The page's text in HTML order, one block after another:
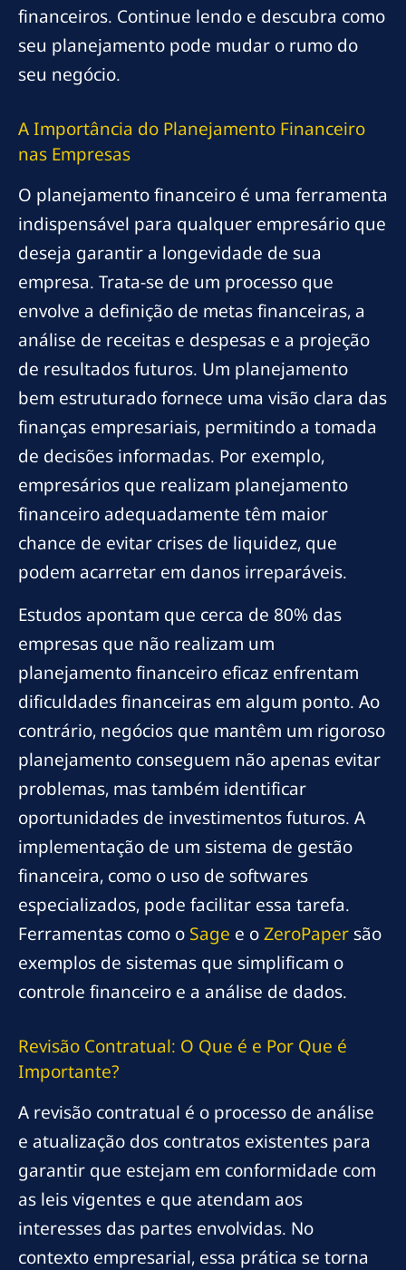
financeiros. Continue lendo e descubra como
seu planejamento pode mudar o rumo do
seu negócio.
A Importância do Planejamento Financeiro
nas Empresas
O planejamento financeiro é uma ferramenta
indispensável para qualquer empresário que
deseja garantir a longevidade de sua
empresa. Trata-se de um processo que
envolve a definição de metas financeiras, a
análise de receitas e despesas e a projeção
de resultados futuros. Um planejamento
bem estruturado fornece uma visão clara das
finanças empresariais, permitindo a tomada
de decisões informadas. Por exemplo,
empresários que realizam planejamento
financeiro adequadamente têm maior
chance de evitar crises de liquidez, que
podem acarretar em danos irreparáveis.
Estudos apontam que cerca de 80% das
empresas que não realizam um
planejamento financeiro eficaz enfrentam
dificuldades financeiras em algum ponto. Ao
contrário, negócios que mantêm um rigoroso
planejamento conseguem não apenas evitar
problemas, mas também identificar
oportunidades de investimentos futuros. A
implementação de um sistema de gestão
financeira, como o uso de softwares
especializados, pode facilitar essa tarefa.
Ferramentas como o Sage e oZeroPapersão
exemplos de sistemas que simplificam o
controle financeiro e a análise de dados.
Revisão Contratual: O Que é e Por Que é
Importante?
A revisão contratual é o processo de análise
e atualização dos contratos existentes para
garantir que estejam em conformidade com
as leis vigentes e que atendam aos
interesses das partes envolvidas. No
contexto empresarial, essa prática se torna